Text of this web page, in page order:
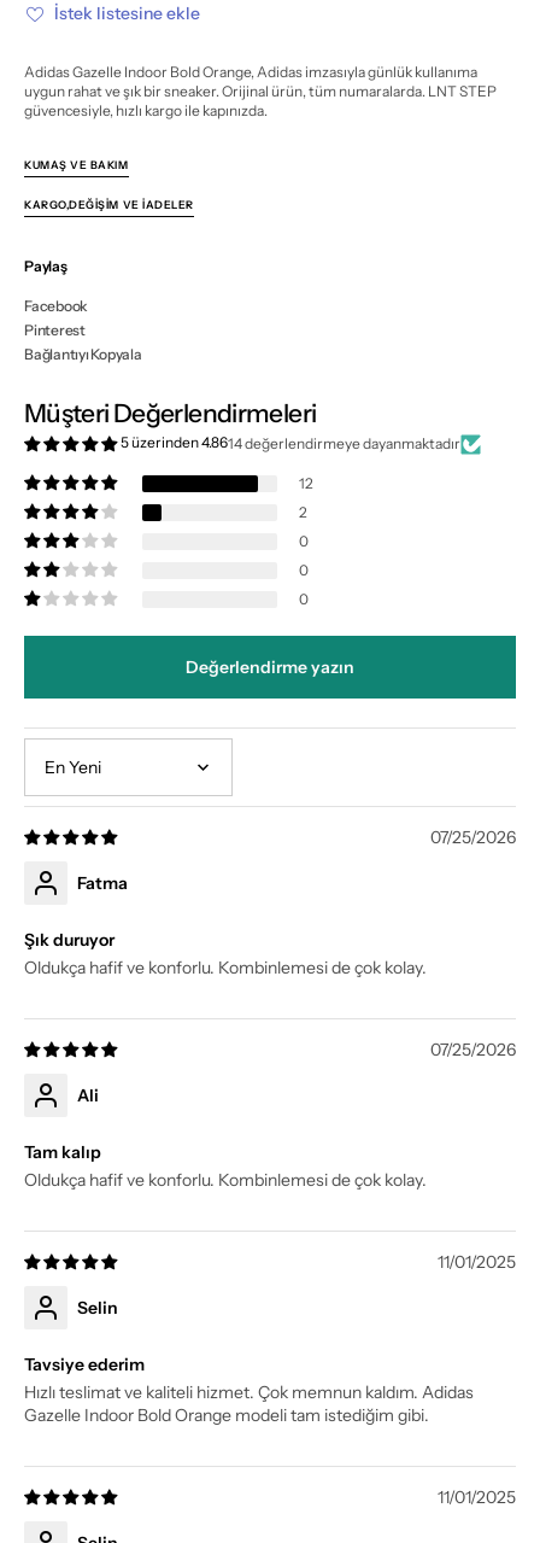
azalt
artır
İstek listesine ekle
Adidas Gazelle Indoor Bold Orange, Adidas imzasıyla günlük kullanıma
uygun rahat ve şık bir sneaker. Orijinal ürün, tüm numaralarda. LNT STEP
güvencesiyle, hızlı kargo ile kapınızda.
KUMAŞ VE BAKIM
KARGO,DEĞIŞIM VE İADELER
Paylaş
Facebook
Pinterest
Bağlantıyı Kopyala
Müşteri Değerlendirmeleri
5 üzerinden 4.8614 değerlendirmeye dayanmaktadır
12
2
0
0
0
Değerlendirme yazın
Sort by
07/25/2026
Fatma
Şık duruyor
Oldukça hafif ve konforlu. Kombinlemesi de çok kolay.
07/25/2026
Ali
Tam kalıp
Oldukça hafif ve konforlu. Kombinlemesi de çok kolay.
11/01/2025
Selin
Tavsiye ederim
Hızlı teslimat ve kaliteli hizmet. Çok memnun kaldım. Adidas
Gazelle Indoor Bold Orange modeli tam istediğim gibi.
11/01/2025